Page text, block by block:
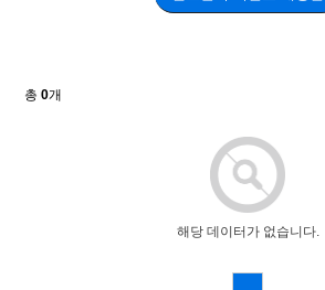
총0개
해당 데이터가 없습니다.